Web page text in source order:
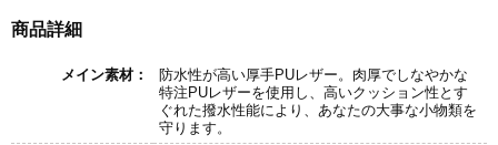
商品詳細
メイン素材：
防水性が高い厚手PUレザー。肉厚でしなやかな
特注PUレザーを使用し、高いクッション性とす
ぐれた撥水性能により、あなたの大事な小物類を
守ります。